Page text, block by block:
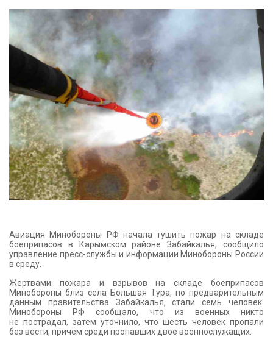
КОНТАКТЫ
Авиация Минобороны РФ начала тушить пожар на складе
боеприпасов в Карымском районе Забайкалья, сообщило
управление пресс-службы и информации Минобороны России
в среду.
Жертвами пожара и взрывов на складе боеприпасов
Минобороны близ села Большая Тура, по предварительным
данным правительства Забайкалья, стали семь человек.
Минобороны РФ сообщало, что из военных никто
не пострадал, затем уточнило, что шесть человек пропали
без вести, причем среди пропавших двое военнослужащих.